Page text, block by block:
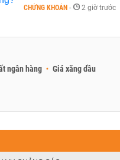
CHỨNG KHOÁN - 2 giờ trước
ngân hàng
Giá xăng dầu